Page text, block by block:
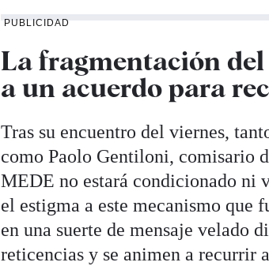
PUBLICIDAD
La fragmentación
a un acuerdo para
Tras su encuentro del viernes,
como Paolo Gentiloni, comisario
MEDE no estará condicionado ni
el estigma a este mecanismo
en una suerte de mensaje velado
reticencias y se animen a recurrir